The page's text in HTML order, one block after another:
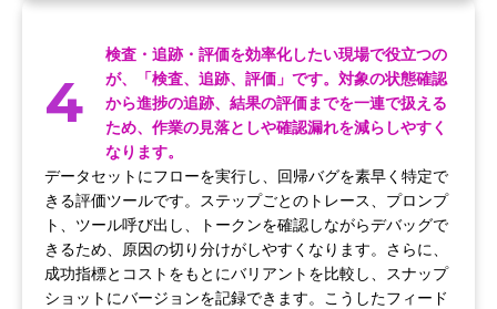
4
検査・追跡・評価を効率化したい現場で役立つの
が、「検査、追跡、評価」です。対象の状態確認
から進捗の追跡、結果の評価までを一連で扱える
ため、作業の見落としや確認漏れを減らしやすく
なります。
データセットにフローを実行し、回帰バグを素早く特定で
きる評価ツールです。ステップごとのトレース、プロンプ
ト、ツール呼び出し、トークンを確認しながらデバッグで
きるため、原因の切り分けがしやすくなります。さらに、
成功指標とコストをもとにバリアントを比較し、スナップ
ショットにバージョンを記録できます。こうしたフィード